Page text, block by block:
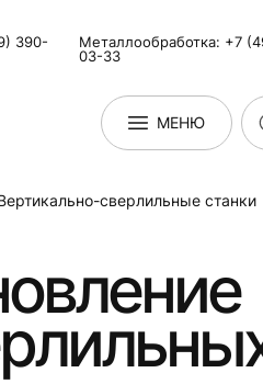
390-
Металлообработка: +7
03-33
МЕНЮ
сверлильные станки